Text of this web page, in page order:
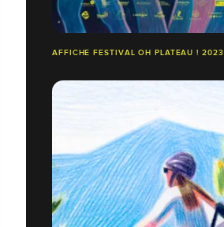
AFFICHE FESTIVAL OH PLATEAU ! 2023